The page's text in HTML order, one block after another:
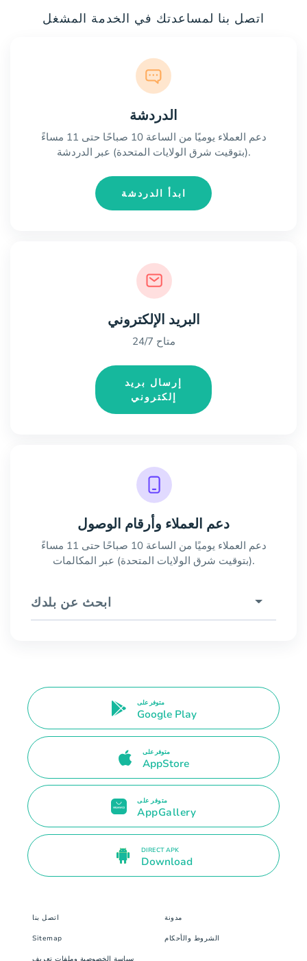
اتصل بنا لمساعدتك في الخدمة المشغل
الدردشة
دعم العملاء يوميًا من الساعة 10 صباحًا حتى 11 مساءً
(بتوقيت شرق الولايات المتحدة) عبر الدردشة.
ابدأ الدردشة
البريد الإلكتروني
متاح 24/7
إرسال بريد
إلكتروني
دعم العملاء وأرقام الوصول
دعم العملاء يوميًا من الساعة 10 صباحًا حتى 11 مساءً
(بتوقيت شرق الولايات المتحدة) عبر المكالمات.
ابحث عن بلدك
متوفر على
Google Play
متوفر على
AppStore
متوفر على
AppGallery
DIRECT APK
Download
اتصل بنا مدونة
Sitemap الشروط والأحكام
سياسة الخصوصية وملفات تعريف